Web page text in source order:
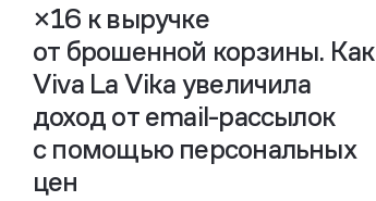
×16 к выручке
от брошенной корзины. Как
Viva La Vika увеличила
доход от email-рассылок
с помощью персональных
цен